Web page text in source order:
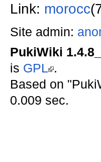
Link: morocc
Site admin:
PukiWiki
is GPL .
Based on
0.009 sec.